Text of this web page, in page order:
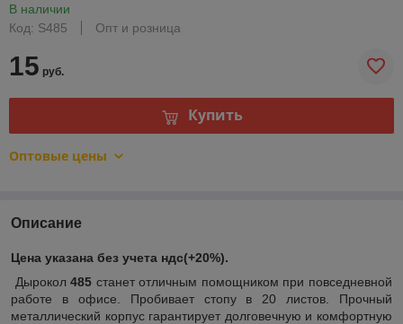
В наличии
Код: S485
Опт и розница
15 руб.
Купить
Оптовые цены
Описание
Цена указана без учета ндс(+20%).
Дырокол485 станет отличным помощником при повседневной
работе в офисе. Пробивает стопу в 20 листов. Прочный
металлический корпус гарантирует долговечную и комфортную